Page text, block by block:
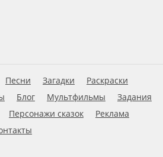
Песни Загадки
Раскраски
Блог Мультфильмы
Задания
Персонажи сказок
Реклама